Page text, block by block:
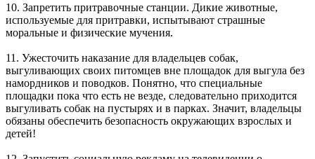
10. Запретить притравочные станции. Дикие животные,
используемые для притравки, испытывают страшные
моральные и физические мучения.
11. Ужесточить наказание для владельцев собак,
выгуливающих своих питомцев вне площадок для выгула без
намордников и поводков. Понятно, что специальные
площадки пока что есть не везде, следовательно приходится
выгуливать собак на пустырях и в парках. Значит, владельцы
обязаны обеспечить безопасность окружающих взрослых и
детей!